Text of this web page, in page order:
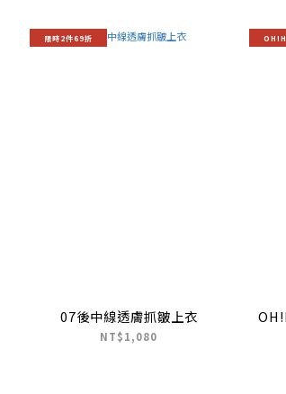
限時2件69折
07後中線透膚抓皺上衣
NT$1,080